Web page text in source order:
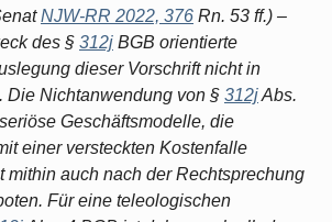
NJW-RR 2022, 376 Rn. 53 ff.) –
des § 312j BGB orientierte
dieser Vorschrift nicht in
Die Nichtanwendung von § 312jAbs.
Geschäftsmodelle, die
einer versteckten Kostenfalle
mithin auch nach der Rechtsprechung
Für eine teleologischen